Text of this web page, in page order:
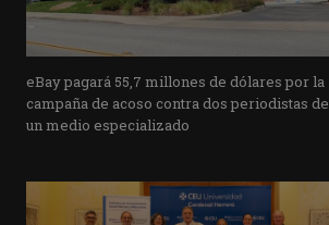
eBay pagará 55,7 millones de dólares por la
campaña de acoso contra dos periodistas de
un medio especializado